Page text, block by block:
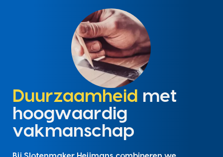
Duurzaamheid met
hoogwaardig
vakmanschap